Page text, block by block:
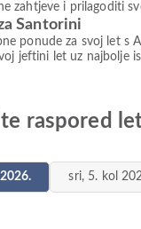
zahtjeve i prilagoditi
Santorini
ponude za svoj let s
jeftini let uz najbolje
raspored
sri, 5. kol